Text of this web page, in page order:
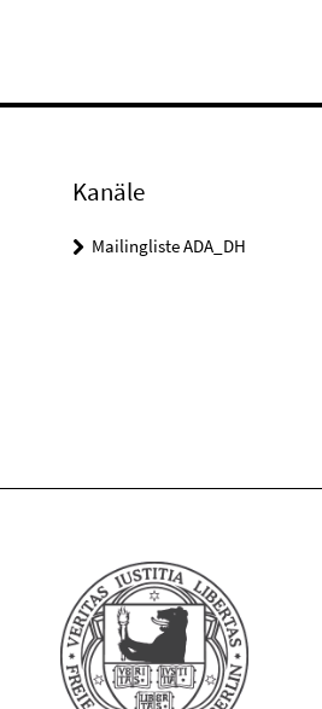
Kanäle
Mailingliste ADA_DH